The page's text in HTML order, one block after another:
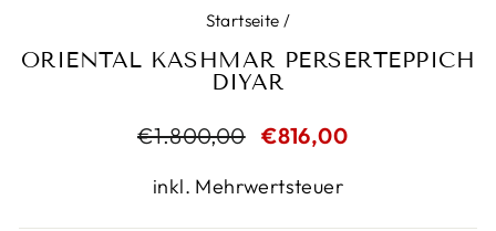
Startseite /
ORIENTAL KASHMAR PERSERTEPPICH
DIYAR
Normaler
€1.800,00 Sonderpreis
€816,00
inkl. Mehrwertsteuer